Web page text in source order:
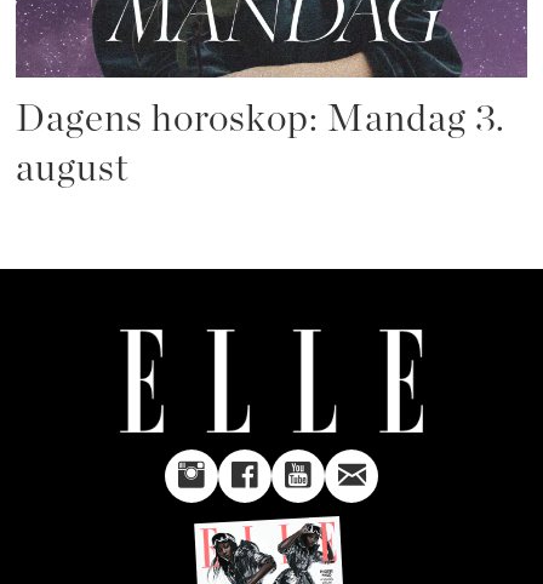
Dagens horoskop: Mandag 3.
august